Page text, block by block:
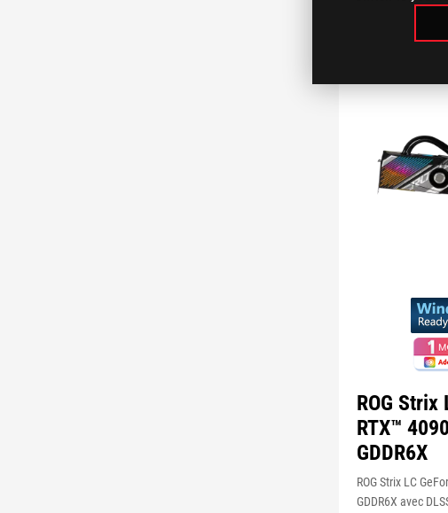
ROG Strix
RTX™
GDDR6X
ROG Strix LC
GDDR6X avec